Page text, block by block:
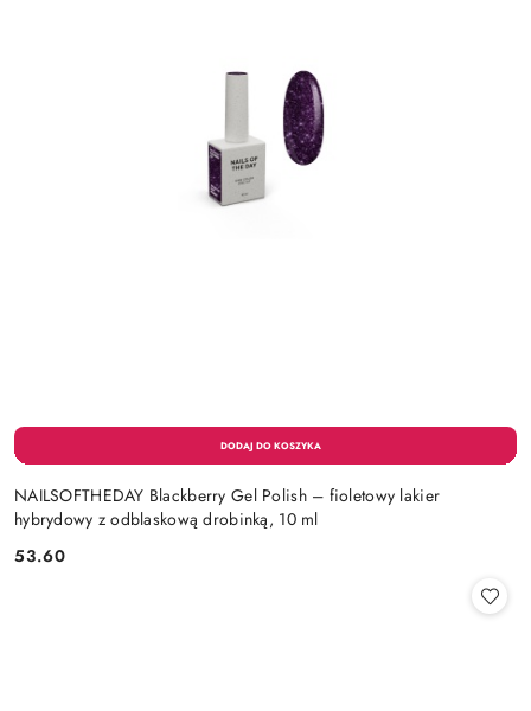
NAILSOFTHEDAY Blackberry Gel Polish – fioletowy lakier
hybrydowy z odblaskową drobinką, 10 ml
Cena:
53.60